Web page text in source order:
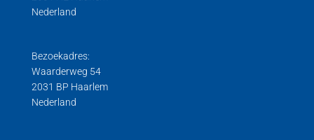
Trek/druk kracht
Load cell voor trek- en drukkrachten
Nederland
Bezoekadres:
Waarderweg 54
2031 BP Haarlem
Nederland